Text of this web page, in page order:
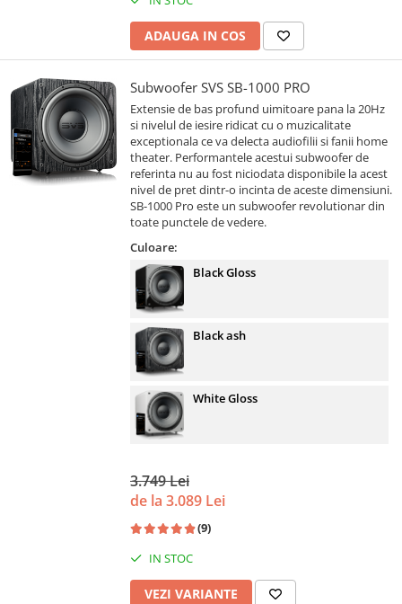
ADAUGA IN COS
Subwoofer SVS SB-1000 PRO
Extensie de bas profund uimitoare pana la 20Hz
si nivelul de iesire ridicat cu o muzicalitate
exceptionala ce va delecta audiofilii si fanii home
theater. Performantele acestui subwoofer de
referinta nu au fost niciodata disponibile la acest
nivel de pret dintr-o incinta de aceste dimensiuni.
SB-1000 Pro este un subwoofer revolutionar din
toate punctele de vedere.
Culoare:
Black Gloss
Black ash
White Gloss
3.749 Lei
de la 3.089 Lei
(9)
IN STOC
VEZI VARIANTE